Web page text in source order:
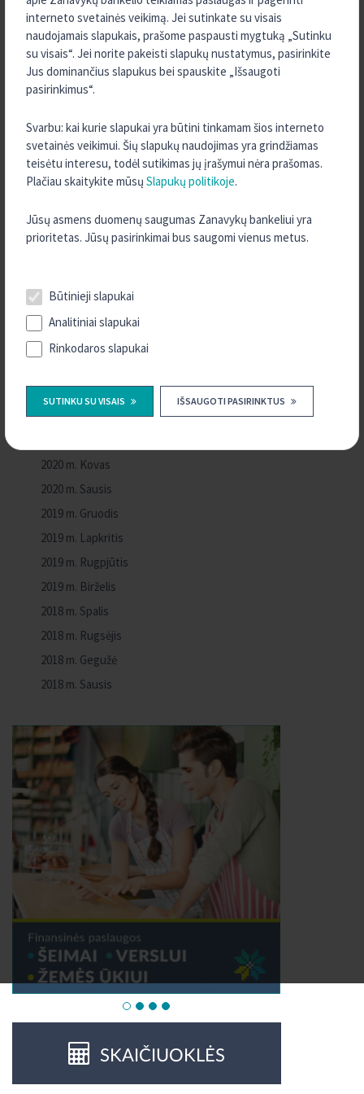
interneto svetainės veikimą. Jei sutinkate su visais
naudojamais slapukais, prašome paspausti mygtuką „Sutinku
su visais“. Jei norite pakeisti slapukų nustatymus, pasirinkite
Jus dominančius slapukus bei spauskite „Išsaugoti
pasirinkimus“.
Svarbu: kai kurie slapukai yra būtini tinkamam šios interneto
svetainės veikimui. Šių slapukų naudojimas yra grindžiamas
teisėtu interesu, todėl sutikimas jų įrašymui nėra prašomas.
Plačiau skaitykite mūsų Slapukų politikoje.
Jūsų asmens duomenų saugumas Zanavykų bankeliui yra
prioritetas. Jūsų pasirinkimai bus saugomi vienus metus.
Būtinieji slapukai
Analitiniai slapukai
Rinkodaros slapukai
SUTINKU SU VISAIS IŠSAUGOTI PASIRINKTUS
2022 m. Lapkritis
2022 m. Rugpjūtis
2022 m. Kovas
2022 m. Sausis
2021 m. Rugsėjis
2021 m. Rugpjūtis
2021 m. Liepa
2021 m. Sausis
2020 m. Gruodis
2020 m. Spalis
2020 m. Rugsėjis
2020 m. Rugpjūtis
2020 m. Birželis
2020 m. Gegužė
2020 m. Kovas
2020 m. Sausis
2019 m. Gruodis
2019 m. Lapkritis
2019 m. Rugpjūtis
2019 m. Birželis
2018 m. Spalis
2018 m. Rugsėjis
2018 m. Gegužė
2018 m. Sausis
SKAIČIUOKLĖS